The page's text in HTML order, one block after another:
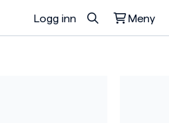
Logg inn Meny
i handlekurven.